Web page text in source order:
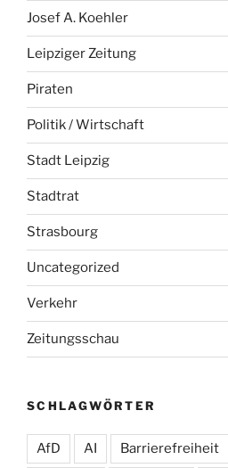
Josef A. Koehler
Leipziger Zeitung
Piraten
Politik / Wirtschaft
Stadt Leipzig
Stadtrat
Strasbourg
Uncategorized
Verkehr
Zeitungsschau
SCHLAGWÖRTER
AfD AI Barrierefreiheit